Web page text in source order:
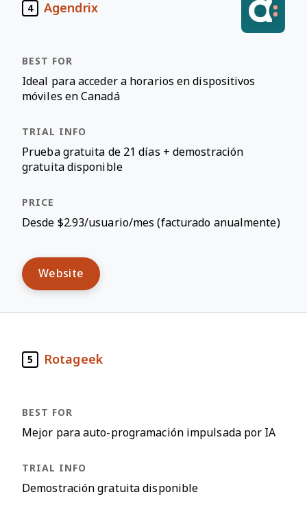
4 Agendrix
Ideal para acceder a horarios en dispositivos
móviles en Canadá
Prueba gratuita de 21 días + demostración
gratuita disponible
Desde $2.93/usuario/mes (facturado anualmente)
Website
5 Rotageek
Mejor para auto-programación impulsada por IA
Demostración gratuita disponible